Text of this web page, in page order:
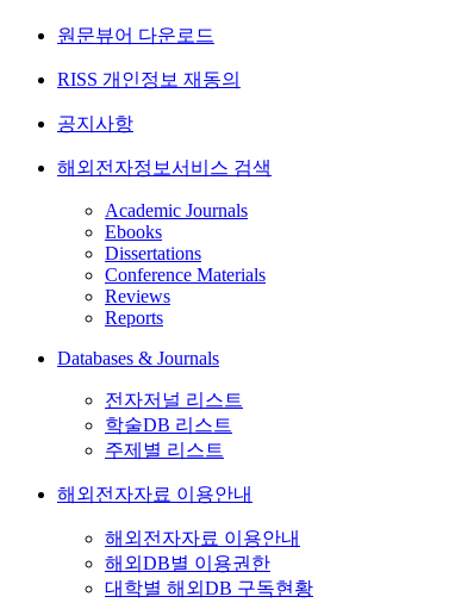
원문뷰어 다운로드
RISS 개인정보 재동의
공지사항
해외전자정보서비스 검색
Academic Journals
Ebooks
Dissertations
Conference Materials
Reviews
Reports
Databases & Journals
전자저널 리스트
학술DB 리스트
주제별 리스트
해외전자자료 이용안내
해외전자자료 이용안내
해외DB별 이용권한
대학별 해외DB 구독현황